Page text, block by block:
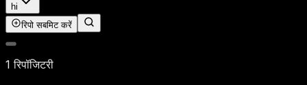
hi
रिपो सबमिट करें
1 रिपॉजिटरी